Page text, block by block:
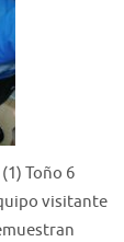
Toño 6
visitante